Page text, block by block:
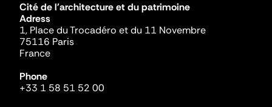
Cité de l'architecture et du patrimoine
Adress
1, Place du Trocadéro et du 11 Novembre
75116 Paris
France
Phone
+33 1 58 51 52 00